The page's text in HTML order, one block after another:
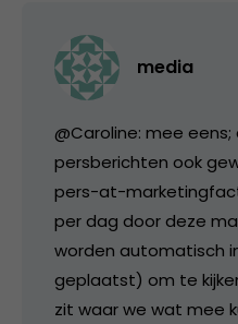
media
@Caroline: mee
persberichten ook
pers-at-
per dag door deze
worden automatisch
geplaatst) om te
zit waar we wat mee